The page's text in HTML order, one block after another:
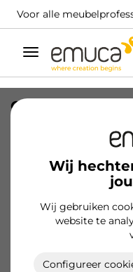
Voor alle
Umschaltbare
Navigation
Wij
Wij gebruiken
website te
Configureer
Converter-LED
Vermogen
Productspecificatie